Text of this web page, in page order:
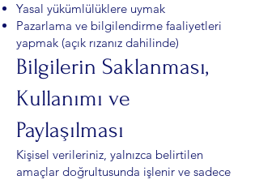
Yasal yükümlülüklere uymak
Pazarlama ve bilgilendirme faaliyetleri
yapmak (açık rızanız dahilinde)
Bilgilerin Saklanması,
Kullanımı ve
Paylaşılması
Kişisel verileriniz, yalnızca belirtilen
amaçlar doğrultusunda işlenir ve sadece